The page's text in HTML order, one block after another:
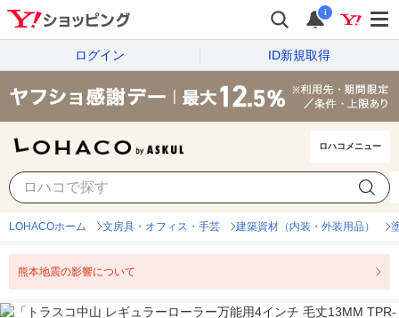
i
ログイン ID新規取得
ロハコメニュー
LOHACOホーム 文房具・オフィス・手芸 建築資材（内装・外装用品）
熊本地震の影響について